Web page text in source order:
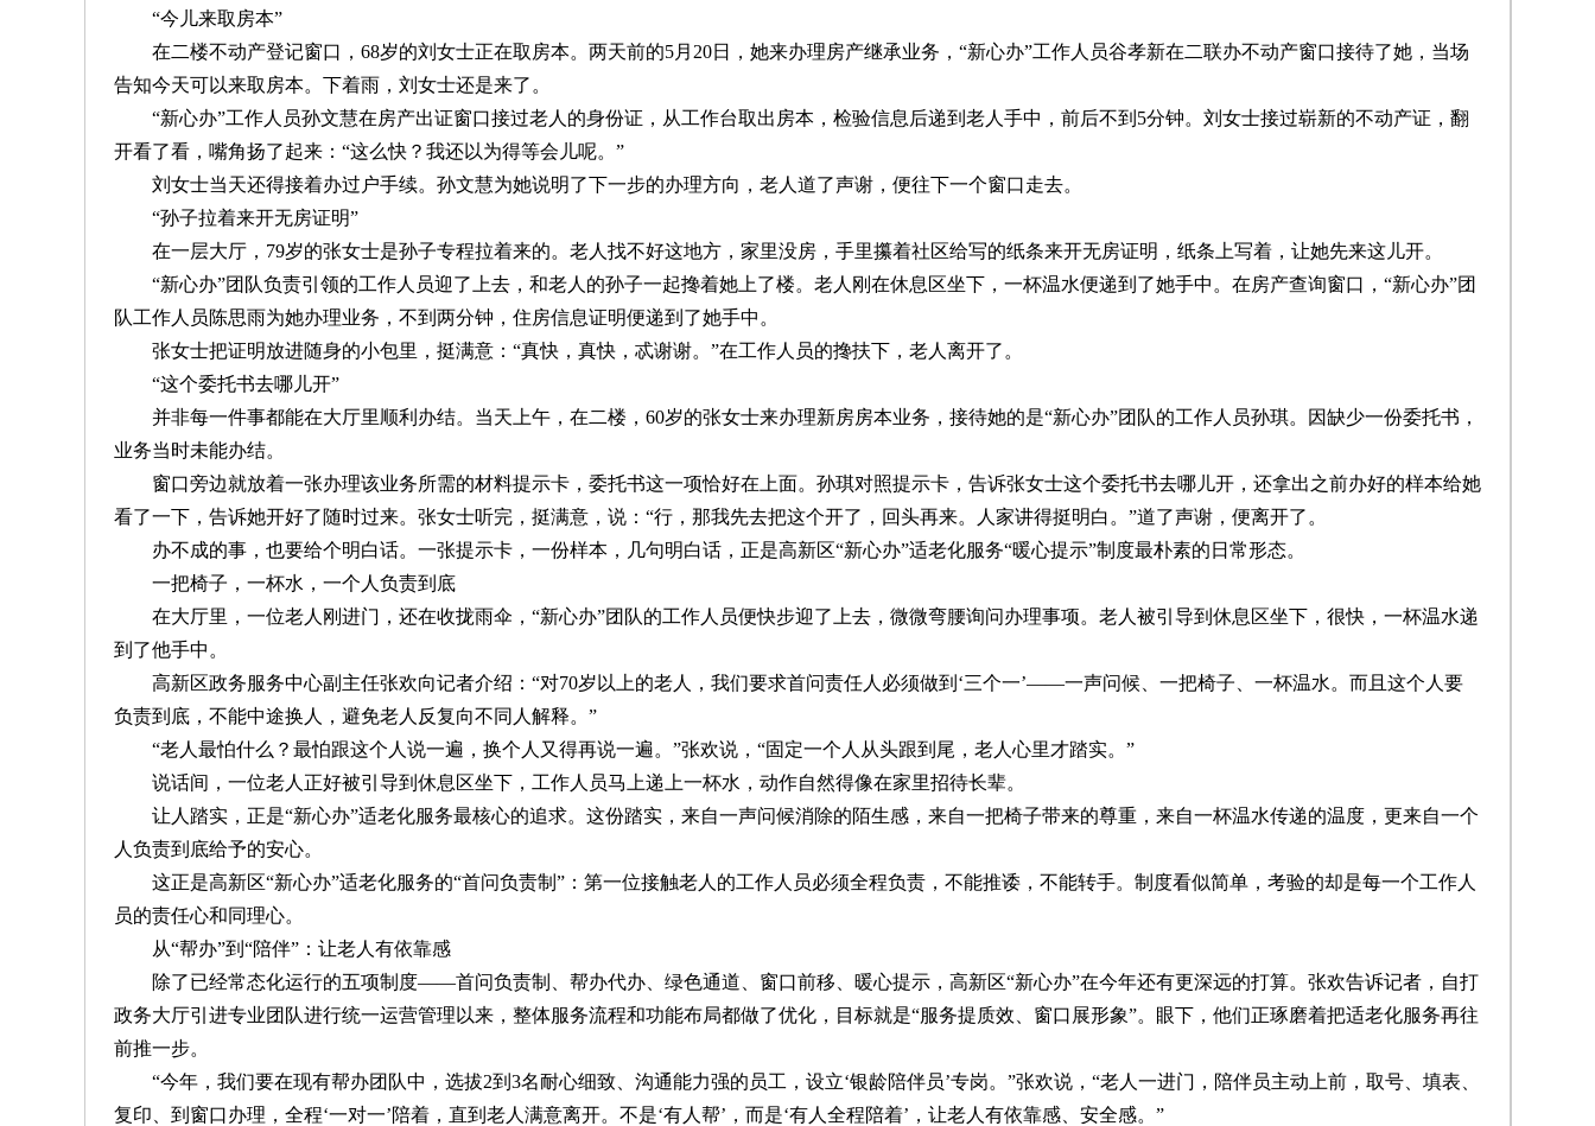
“今儿来取房本”
在二楼不动产登记窗口，68岁的刘女士正在取房本。两天前的5月20日，她来办理房产继承业务，“新心办”工作人员谷孝新在二联办不动产窗口接待了她，当场
告知今天可以来取房本。下着雨，刘女士还是来了。
“新心办”工作人员孙文慧在房产出证窗口接过老人的身份证，从工作台取出房本，检验信息后递到老人手中，前后不到5分钟。刘女士接过崭新的不动产证，翻
开看了看，嘴角扬了起来：“这么快？我还以为得等会儿呢。”
刘女士当天还得接着办过户手续。孙文慧为她说明了下一步的办理方向，老人道了声谢，便往下一个窗口走去。
“孙子拉着来开无房证明”
在一层大厅，79岁的张女士是孙子专程拉着来的。老人找不好这地方，家里没房，手里攥着社区给写的纸条来开无房证明，纸条上写着，让她先来这儿开。
“新心办”团队负责引领的工作人员迎了上去，和老人的孙子一起搀着她上了楼。老人刚在休息区坐下，一杯温水便递到了她手中。在房产查询窗口，“新心办”团
队工作人员陈思雨为她办理业务，不到两分钟，住房信息证明便递到了她手中。
张女士把证明放进随身的小包里，挺满意：“真快，真快，忒谢谢。”在工作人员的搀扶下，老人离开了。
“这个委托书去哪儿开”
并非每一件事都能在大厅里顺利办结。当天上午，在二楼，60岁的张女士来办理新房房本业务，接待她的是“新心办”团队的工作人员孙琪。因缺少一份委托书，
业务当时未能办结。
窗口旁边就放着一张办理该业务所需的材料提示卡，委托书这一项恰好在上面。孙琪对照提示卡，告诉张女士这个委托书去哪儿开，还拿出之前办好的样本给她
看了一下，告诉她开好了随时过来。张女士听完，挺满意，说：“行，那我先去把这个开了，回头再来。人家讲得挺明白。”道了声谢，便离开了。
办不成的事，也要给个明白话。一张提示卡，一份样本，几句明白话，正是高新区“新心办”适老化服务“暖心提示”制度最朴素的日常形态。
一把椅子，一杯水，一个人负责到底
在大厅里，一位老人刚进门，还在收拢雨伞，“新心办”团队的工作人员便快步迎了上去，微微弯腰询问办理事项。老人被引导到休息区坐下，很快，一杯温水递
到了他手中。
高新区政务服务中心副主任张欢向记者介绍：“对70岁以上的老人，我们要求首问责任人必须做到‘三个一’——一声问候、一把椅子、一杯温水。而且这个人要
负责到底，不能中途换人，避免老人反复向不同人解释。”
“老人最怕什么？最怕跟这个人说一遍，换个人又得再说一遍。”张欢说，“固定一个人从头跟到尾，老人心里才踏实。”
说话间，一位老人正好被引导到休息区坐下，工作人员马上递上一杯水，动作自然得像在家里招待长辈。
让人踏实，正是“新心办”适老化服务最核心的追求。这份踏实，来自一声问候消除的陌生感，来自一把椅子带来的尊重，来自一杯温水传递的温度，更来自一个
人负责到底给予的安心。
这正是高新区“新心办”适老化服务的“首问负责制”：第一位接触老人的工作人员必须全程负责，不能推诿，不能转手。制度看似简单，考验的却是每一个工作人
员的责任心和同理心。
从“帮办”到“陪伴”：让老人有依靠感
除了已经常态化运行的五项制度——首问负责制、帮办代办、绿色通道、窗口前移、暖心提示，高新区“新心办”在今年还有更深远的打算。张欢告诉记者，自打
政务大厅引进专业团队进行统一运营管理以来，整体服务流程和功能布局都做了优化，目标就是“服务提质效、窗口展形象”。眼下，他们正琢磨着把适老化服务再往
前推一步。
“今年，我们要在现有帮办团队中，选拔2到3名耐心细致、沟通能力强的员工，设立‘银龄陪伴员’专岗。”张欢说，“老人一进门，陪伴员主动上前，取号、填表、
复印、到窗口办理，全程‘一对一’陪着，直到老人满意离开。不是‘有人帮’，而是‘有人全程陪着’，让老人有依靠感、安全感。”